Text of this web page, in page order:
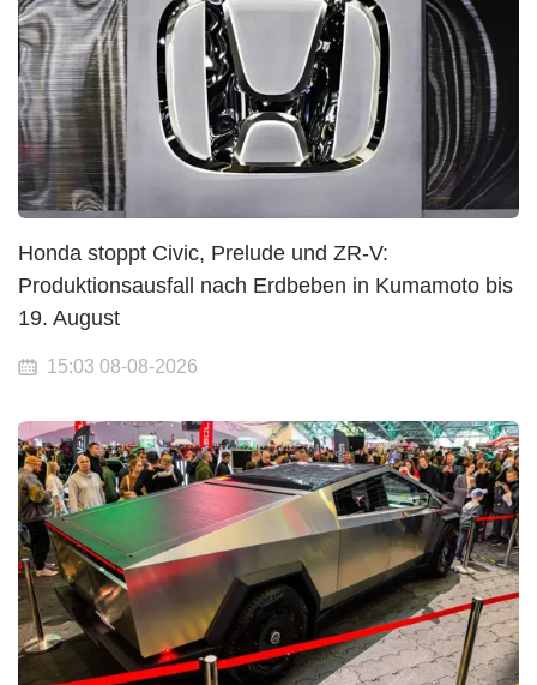
Honda stoppt Civic, Prelude und ZR-V:
Produktionsausfall nach Erdbeben in Kumamoto bis
19. August
15:03 08-08-2026